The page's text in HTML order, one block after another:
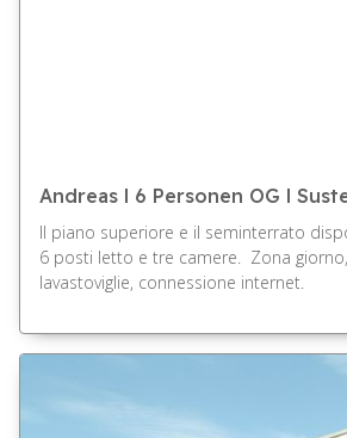
Andreas l 6 Personen OG l
Il piano superiore e il seminterrato
6 posti letto e tre camere. Zona
lavastoviglie, connessione internet.